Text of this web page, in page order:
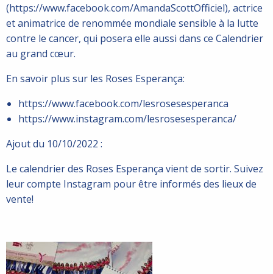
(https://www.facebook.com/AmandaScottOfficiel), actrice
et animatrice de renommée mondiale sensible à la lutte
contre le cancer, qui posera elle aussi dans ce Calendrier
au grand cœur.
En savoir plus sur les Roses Esperança:
https://www.facebook.com/lesrosesesperanca
https://www.instagram.com/lesrosesesperanca/
Ajout du 10/10/2022 :
Le calendrier des Roses Esperança vient de sortir. Suivez
leur compte Instagram pour être informés des lieux de
vente!